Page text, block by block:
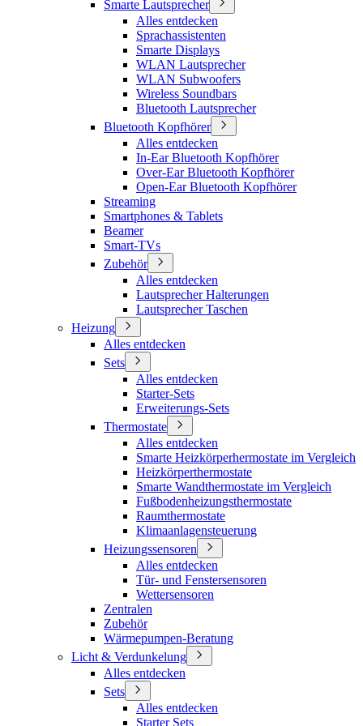
Smarte Lautsprecher
Alles entdecken
Sprachassistenten
Smarte Displays
WLAN Lautsprecher
WLAN Subwoofers
Wireless Soundbars
Bluetooth Lautsprecher
Bluetooth Kopfhörer
Alles entdecken
In-Ear Bluetooth Kopfhörer
Over-Ear Bluetooth Kopfhörer
Open-Ear Bluetooth Kopfhörer
Streaming
Smartphones & Tablets
Beamer
Smart-TVs
Zubehör
Alles entdecken
Lautsprecher Halterungen
Lautsprecher Taschen
Heizung
Alles entdecken
Sets
Alles entdecken
Starter-Sets
Erweiterungs-Sets
Thermostate
Alles entdecken
Smarte Heizkörperhermostate im Vergleich
Heizkörperthermostate
Smarte Wandthermostate im Vergleich
Fußbodenheizungsthermostate
Raumthermostate
Klimaanlagensteuerung
Heizungssensoren
Alles entdecken
Tür- und Fenstersensoren
Wettersensoren
Zentralen
Zubehör
Wärmepumpen-Beratung
Licht & Verdunkelung
Alles entdecken
Sets
Alles entdecken
Starter Sets